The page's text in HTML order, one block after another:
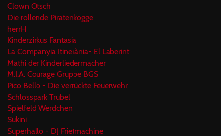
Clown Otsch
Die rollende Piratenkogge
herrH
Kinderzirkus Fantasia
La Companyia Itinerània- El Laberint
Mathi der Kinderliedermacher
M.I.A. Courage Gruppe BGS
Pico Bello - Die verrückte Feuerwehr
Schlosspark Trubel
Spielfeld Werdchen
Sukini
Superhallo - DJ Frietmachine